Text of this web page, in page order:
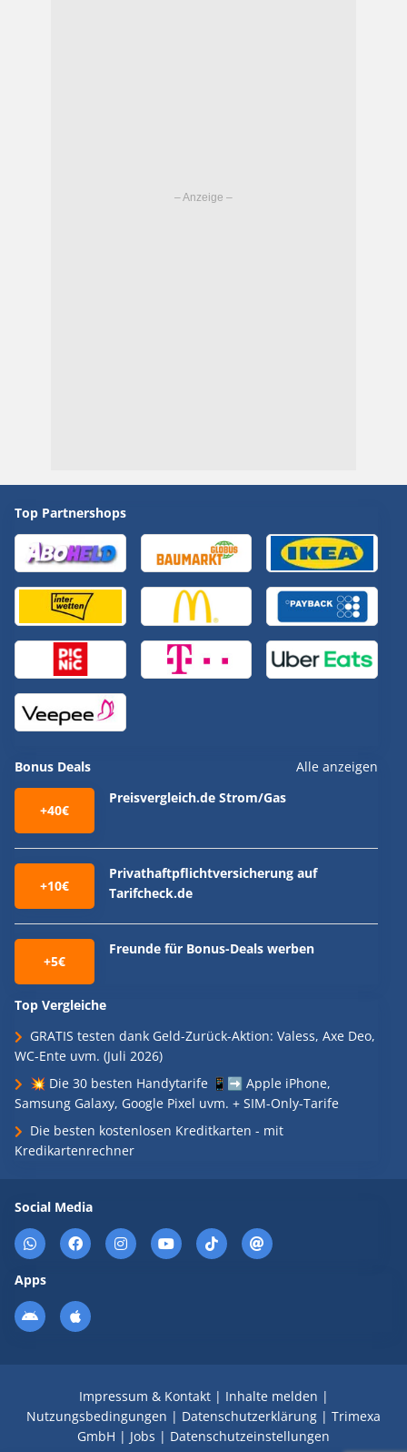
Top Partnershops
Bonus Deals Alle anzeigen
+40€
Preisvergleich.de Strom/Gas
+10€
Privathaftpflichtversicherung auf
Tarifcheck.de
+5€
Freunde für Bonus-Deals werben
Top Vergleiche
GRATIS testen dank Geld-Zurück-Aktion: Valess, Axe Deo,
WC-Ente uvm. (Juli 2026)
💥 Die 30 besten Handytarife 📱➡️ Apple iPhone,
Samsung Galaxy, Google Pixel uvm. + SIM-Only-Tarife
Die besten kostenlosen Kreditkarten - mit
Kredikartenrechner
Social Media
Apps
Impressum & Kontakt| Inhalte melden |
Nutzungsbedingungen | Datenschutzerklärung | Trimexa
GmbH | Jobs | Datenschutzeinstellungen